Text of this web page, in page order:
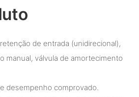
de entrada (unidirecional),
manual, válvula de amortecimento
desempenho comprovado.